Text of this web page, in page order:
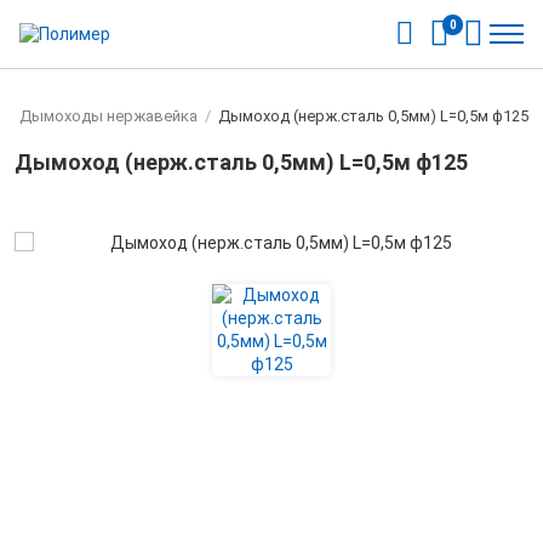
0
Дымоходы нержавейка / Дымоход (нерж.сталь 0,5мм) L=0,5м ф125
Дымоход (нерж.сталь 0,5мм) L=0,5м ф125